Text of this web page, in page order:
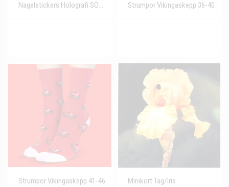
Nagelstickers Holografi SOKO Strumpor Vikingaskepp 36-40
Strumpor Vikingaskepp 41-46 Minikort Tag/Iris